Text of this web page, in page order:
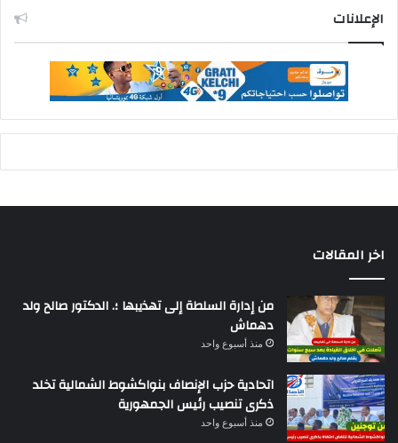
الإعلانات
اخر المقالات
من إدارة السلطة إلى تهذيبها ؛. الدكتور صالح ولد
دهماش
منذ أسبوع واحد
اتحادية حزب الإنصاف بنواكشوط الشمالية تخلد
ذكرى تنصيب رئيس الجمهورية
منذ أسبوع واحد